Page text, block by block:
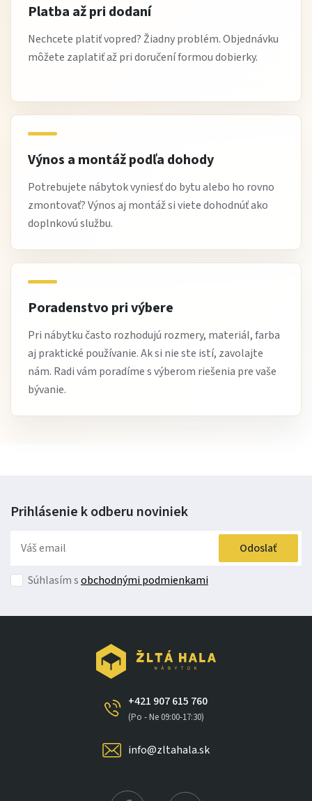
Platba až pri dodaní
Nechcete platiť vopred? Žiadny problém. Objednávku
môžete zaplatiť až pri doručení formou dobierky.
Výnos a montáž podľa dohody
Potrebujete nábytok vyniesť do bytu alebo ho rovno
zmontovať? Výnos aj montáž si viete dohodnúť ako
doplnkovú službu.
Poradenstvo pri výbere
Pri nábytku často rozhodujú rozmery, materiál, farba
aj praktické používanie. Ak si nie ste istí, zavolajte
nám. Radi vám poradíme s výberom riešenia pre vaše
bývanie.
Prihlásenie k odberu noviniek
Odoslať
Súhlasím sobchodnými podmienkami
+421 907 615 760
(Po - Ne 09:00-17:30)
info@zltahala.sk